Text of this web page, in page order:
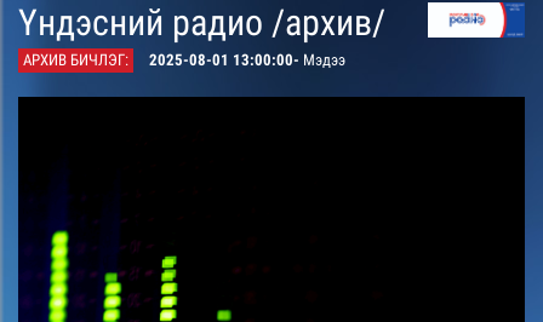
Үндэсний радио /архив/
АРХИВ БИЧЛЭГ: 2025-08-01 13:00:00- Мэдээ